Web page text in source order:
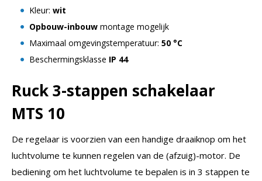
Kleur: wit
Opbouw-inbouw montage mogelijk
Maximaal omgevingstemperatuur: 50 °C
Beschermingsklasse IP 44
Ruck 3-stappen schakelaar
MTS 10
De regelaar is voorzien van een handige draaiknop om het
luchtvolume te kunnen regelen van de (afzuig)-motor. De
bediening om het luchtvolume te bepalen is in 3 stappen te